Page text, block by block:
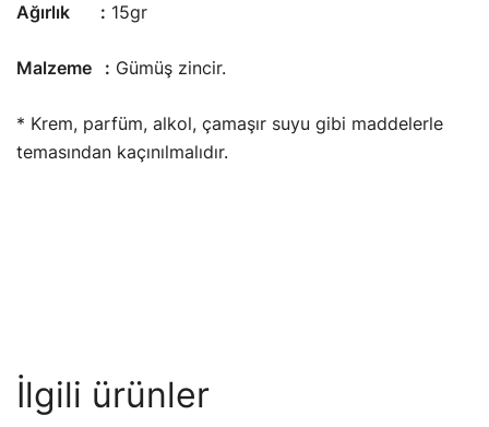
Ağırlık : 15gr
Malzeme : Gümüş zincir.
* Krem, parfüm, alkol, çamaşır suyu gibi maddelerle
temasından kaçınılmalıdır.
İlgili ürünler